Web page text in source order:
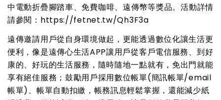
中電動折疊腳踏車、免費咖啡、遠傳幣等獎品。活動詳情
請參閱： https://fetnet.tw/Qh3F3a
遠傳邀請用戶從自身環境做起，更能透過數位化讓生活更
便利，像是遠傳心生活APP讓用戶從客戶電信服務、到好
康的、好玩的生活服務，隨時隨地一點就有，免出門就能
享有絕佳服務；鼓勵用戶採用數位帳單(簡訊帳單/email
帳單)、帳單自動扣繳，帳務訊息輕鬆掌握，還能減少紙